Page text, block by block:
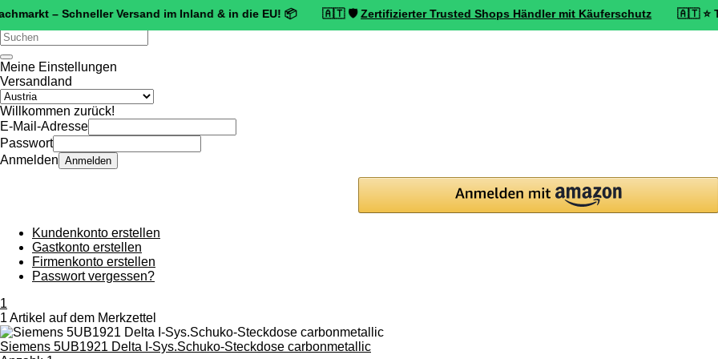
– Schneller Versand im Inland & in die EU! 📦 🇦🇹 🛡️ Zertifizierter Trusted Shops Händler mit Käuferschutz🇦🇹 ⭐ Top
Verwende
die
oben
und
unten,
um
das
Eingabetaste,
zum
ausgewählten
gelangen.
Benutzer
von
Meine Einstellungen
Versandland
Willkommen zurück!
E-Mail-Adresse
Passwort
Anmelden Anmelden
Kundenkonto erstellen
Gastkonto erstellen
Firmenkonto erstellen
Passwort vergessen?
1
1 Artikel auf dem Merkzettel
Siemens 5UB1921 Delta I-Sys.Schuko-Steckdose carbonmetallic